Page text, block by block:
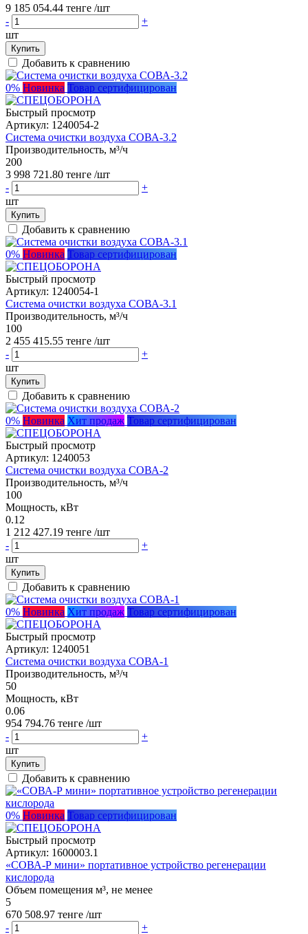
9 185 054.44 тенге /шт
-
+
шт
Купить
Добавить к сравнению
0% Новинка Товар сертифицирован
Быстрый просмотр
Артикул: 1240054-2
Система очистки воздуха СОВА-3.2
Производительность, м³/ч
200
3 998 721.80 тенге /шт
-
+
шт
Купить
Добавить к сравнению
0% Новинка Товар сертифицирован
Быстрый просмотр
Артикул: 1240054-1
Система очистки воздуха СОВА-3.1
Производительность, м³/ч
100
2 455 415.55 тенге /шт
-
+
шт
Купить
Добавить к сравнению
0% Новинка Хит продаж Товар сертифицирован
Быстрый просмотр
Артикул: 1240053
Система очистки воздуха СОВА-2
Производительность, м³/ч
100
Мощность, кВт
0.12
1 212 427.19 тенге /шт
-
+
шт
Купить
Добавить к сравнению
0% Новинка Хит продаж Товар сертифицирован
Быстрый просмотр
Артикул: 1240051
Система очистки воздуха СОВА-1
Производительность, м³/ч
50
Мощность, кВт
0.06
954 794.76 тенге /шт
-
+
шт
Купить
Добавить к сравнению
0% Новинка Товар сертифицирован
Быстрый просмотр
Артикул: 1600003.1
«СОВА-Р мини» портативное устройство регенерации
кислорода
Объем помещения м³, не менее
5
670 508.97 тенге /шт
-
+